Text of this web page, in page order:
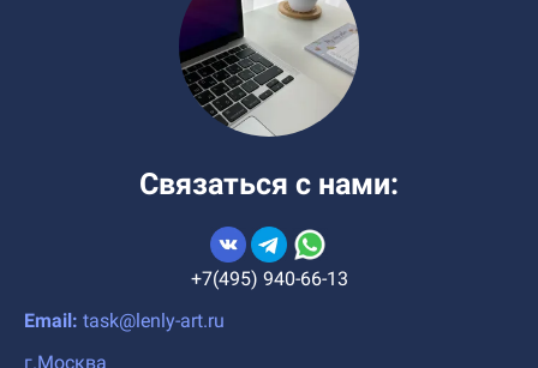
Связаться с нами:
+7(495) 940-66-13
Email: task@lenly-art.ru
г.Москва